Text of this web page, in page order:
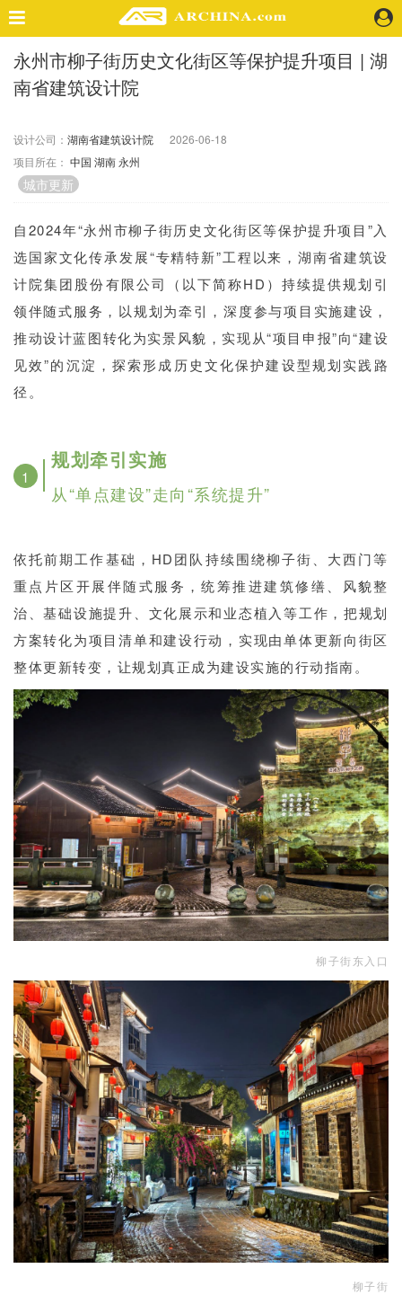
精选案例
建 筑
室 内
视 频
头条资讯
业 界
人 物
地 产
快速搜索
企业会员
关于投稿
广告投放
关于我们
联系我们
永州市柳子街历史文化街区等保护提升项目 | 湖
南省建筑设计院
设计公司： 湖南省建筑设计院
2026-06-18
项目所在： 中国 湖南永州
城市更新
自2024年“永州市柳子街历史文化街区等保护提升项目”入
选国家文化传承发展“专精特新”工程以来，湖南省建筑设
计院集团股份有限公司（以下简称HD）持续提供规划引
领伴随式服务，以规划为牵引，深度参与项目实施建设，
推动设计蓝图转化为实景风貌，实现从“项目申报”向“建设
见效”的沉淀，探索形成历史文化保护建设型规划实践路
径。
1
规划牵引实施
从“单点建设”走向“系统提升”
依托前期工作基础，HD团队持续围绕柳子街、大西门等
重点片区开展伴随式服务，统筹推进建筑修缮、风貌整
治、基础设施提升、文化展示和业态植入等工作，把规划
方案转化为项目清单和建设行动，实现由单体更新向街区
整体更新转变，让规划真正成为建设实施的行动指南。
柳子街东入口
柳子街